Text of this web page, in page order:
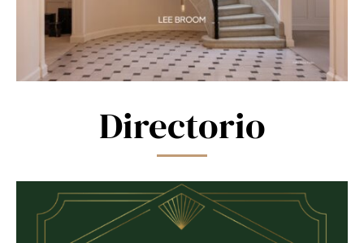
Directorio